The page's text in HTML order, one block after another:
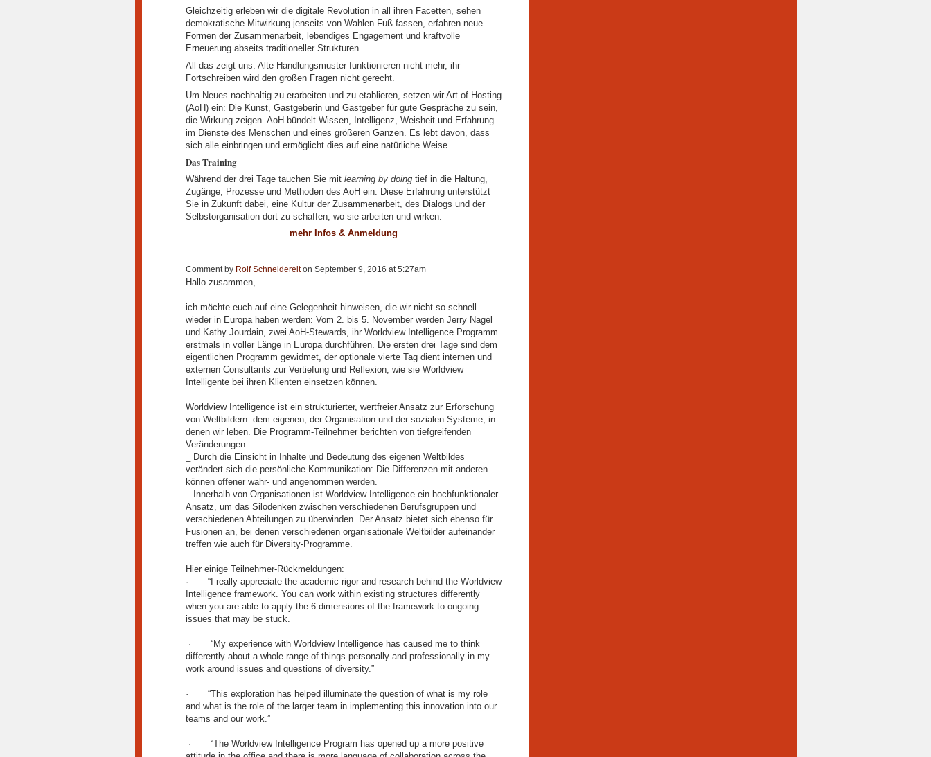
Gleichzeitig erleben wir die digitale Revolution in all ihren Facetten, sehen
demokratische Mitwirkung jenseits von Wahlen Fuß fassen, erfahren neue
Formen der Zusammenarbeit, lebendiges Engagement und kraftvolle
Erneuerung abseits traditioneller Strukturen.
All das zeigt uns: Alte Handlungsmuster funktionieren nicht mehr, ihr
Fortschreiben wird den großen Fragen nicht gerecht.
Um Neues nachhaltig zu erarbeiten und zu etablieren, setzen wir Art of Hosting
(AoH) ein: Die Kunst, Gastgeberin und Gastgeber für gute Gespräche zu sein,
die Wirkung zeigen. AoH bündelt Wissen, Intelligenz, Weisheit und Erfahrung
im Dienste des Menschen und eines größeren Ganzen. Es lebt davon, dass
sich alle einbringen und ermöglicht dies auf eine natürliche Weise.
Das Training
Während der drei Tage tauchen Sie mit learning by doingtief in die Haltung,
Zugänge, Prozesse und Methoden des AoH ein. Diese Erfahrung unterstützt
Sie in Zukunft dabei, eine Kultur der Zusammenarbeit, des Dialogs und der
Selbstorganisation dort zu schaffen, wo sie arbeiten und wirken.
mehr Infos & Anmeldung
Comment by Rolf Schneidereiton September 9, 2016 at 5:27am
Hallo zusammen,
ich möchte euch auf eine Gelegenheit hinweisen, die wir nicht so schnell
wieder in Europa haben werden: Vom 2. bis 5. November werden Jerry Nagel
und Kathy Jourdain, zwei AoH-Stewards, ihr Worldview Intelligence Programm
erstmals in voller Länge in Europa durchführen. Die ersten drei Tage sind dem
eigentlichen Programm gewidmet, der optionale vierte Tag dient internen und
externen Consultants zur Vertiefung und Reflexion, wie sie Worldview
Intelligente bei ihren Klienten einsetzen können.
Worldview Intelligence ist ein strukturierter, wertfreier Ansatz zur Erforschung
von Weltbildern: dem eigenen, der Organisation und der sozialen Systeme, in
denen wir leben. Die Programm-Teilnehmer berichten von tiefgreifenden
Veränderungen:
_ Durch die Einsicht in Inhalte und Bedeutung des eigenen Weltbildes
verändert sich die persönliche Kommunikation: Die Differenzen mit anderen
können offener wahr- und angenommen werden.
_ Innerhalb von Organisationen ist Worldview Intelligence ein hochfunktionaler
Ansatz, um das Silodenken zwischen verschiedenen Berufsgruppen und
verschiedenen Abteilungen zu überwinden. Der Ansatz bietet sich ebenso für
Fusionen an, bei denen verschiedenen organisationale Weltbilder aufeinander
treffen wie auch für Diversity-Programme.
Hier einige Teilnehmer-Rückmeldungen:
· “I really appreciate the academic rigor and research behind the Worldview
Intelligence framework. You can work within existing structures differently
when you are able to apply the 6 dimensions of the framework to ongoing
issues that may be stuck.
· “My experience with Worldview Intelligence has caused me to think
differently about a whole range of things personally and professionally in my
work around issues and questions of diversity.”
· “This exploration has helped illuminate the question of what is my role
and what is the role of the larger team in implementing this innovation into our
teams and our work.”
· “The Worldview Intelligence Program has opened up a more positive